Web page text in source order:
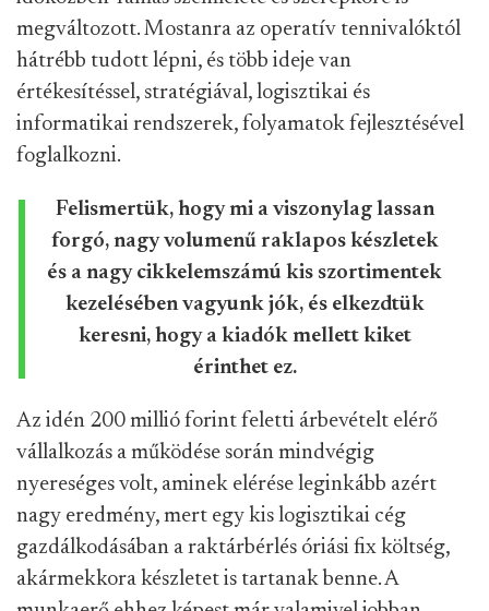
megváltozott. Mostanra az operatív tennivalóktól
hátrébb tudott lépni, és több ideje van
értékesítéssel, stratégiával, logisztikai és
informatikai rendszerek, folyamatok fejlesztésével
foglalkozni.
Felismertük, hogy mi a viszonylag lassan
forgó, nagy volumenű raklapos készletek
és a nagy cikkelemszámú kis szortimentek
kezelésében vagyunk jók, és elkezdtük
keresni, hogy a kiadók mellett kiket
érinthet ez.
Az idén 200 millió forint feletti árbevételt elérő
vállalkozás a működése során mindvégig
nyereséges volt, aminek elérése leginkább azért
nagy eredmény, mert egy kis logisztikai cég
gazdálkodásában a raktárbérlés óriási fix költség,
akármekkora készletet is tartanak benne. A